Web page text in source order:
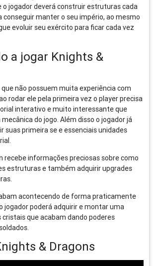
o jogador deverá construir estruturas cada
conseguir manter o seu império, ao mesmo
evoluir seu exército para ficar cada vez
a jogar Knights &
não possuem muita experiência com
rodar ele pela primeira vez o player precisa
interativo e muito interessante que
do jogo. Além disso o jogador já
suas primeira se e essenciais unidades
recebe informações preciosas sobre como
estruturas e também adquirir upgrades
acontecendo de forma praticamente
jogador poderá adquirir e montar uma
que acabam dando poderes
& Dragons